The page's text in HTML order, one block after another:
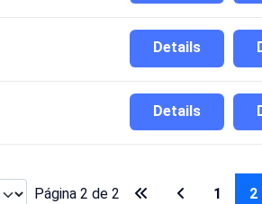
Details
Details
Página 2 de 2 1 2